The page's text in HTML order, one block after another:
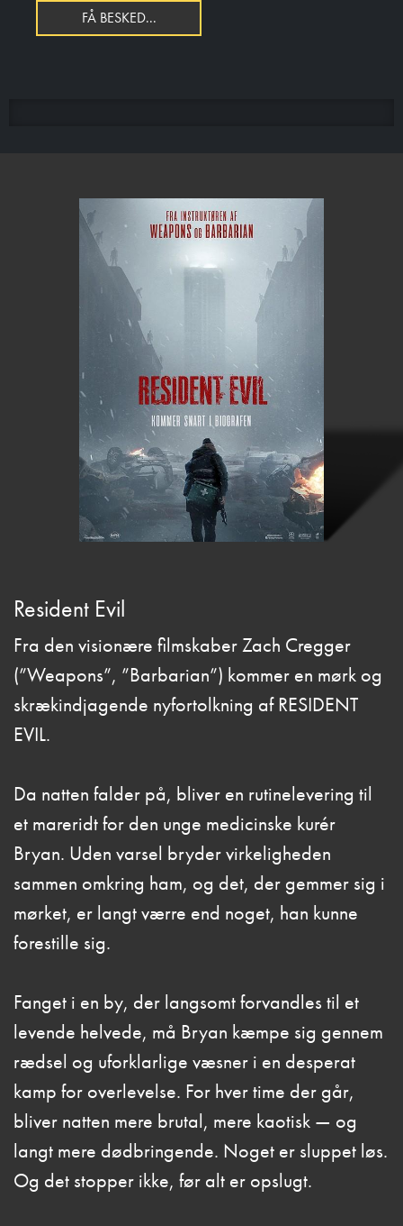
FÅ BESKED...
Resident Evil
Fra den visionære filmskaber Zach Cregger
(”Weapons”, ”Barbarian”) kommer en mørk og
skrækindjagende nyfortolkning af RESIDENT
EVIL.
Da natten falder på, bliver en rutinelevering til
et mareridt for den unge medicinske kurér
Bryan. Uden varsel bryder virkeligheden
sammen omkring ham, og det, der gemmer sig i
mørket, er langt værre end noget, han kunne
forestille sig.
Fanget i en by, der langsomt forvandles til et
levende helvede, må Bryan kæmpe sig gennem
rædsel og uforklarlige væsner i en desperat
kamp for overlevelse. For hver time der går,
bliver natten mere brutal, mere kaotisk — og
langt mere dødbringende. Noget er sluppet løs.
Og det stopper ikke, før alt er opslugt.